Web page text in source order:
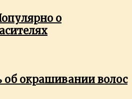
о
об окрашивании волос